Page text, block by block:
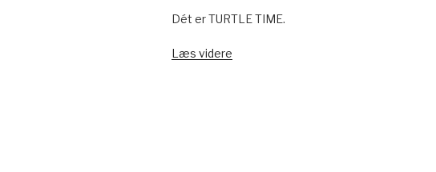
Dét er TURTLE TIME.
Læs videre